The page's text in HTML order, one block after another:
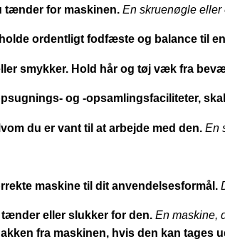
tænder for maskinen. En skruenøgle eller
ordentligt fodfæste og balance til
smykker. Hold hår og tøj væk fra
og -opsamlingsfaciliteter,
du er vant til at arbejde med den. En
maskine til dit anvendelsesformål.
eller slukker for den. En maskine,
fra maskinen, hvis den kan tages